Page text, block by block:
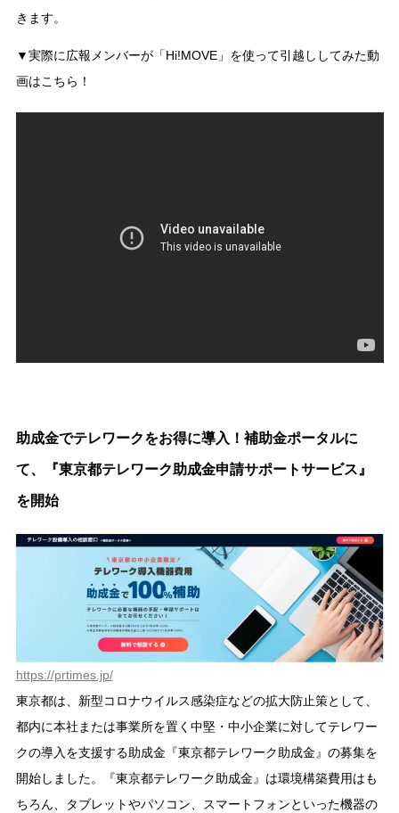
きます。
▼実際に広報メンバーが「Hi!MOVE」を使って引越ししてみた動
画はこちら！
助成金でテレワークをお得に導入！補助金ポータルに
て、『東京都テレワーク助成金申請サポートサービス』
を開始
https://prtimes.jp/
東京都は、新型コロナウイルス感染症などの拡大防止策として、
都内に本社または事業所を置く中堅・中小企業に対してテレワー
クの導入を支援する助成金『東京都テレワーク助成金』の募集を
開始しました。『東京都テレワーク助成金』は環境構築費用はも
ちろん、タブレットやパソコン、スマートフォンといった機器の